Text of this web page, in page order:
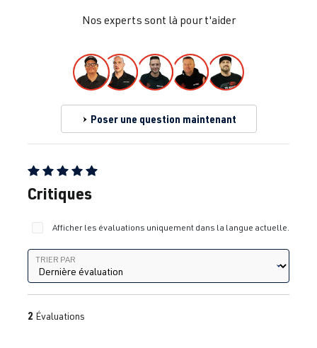
Nos experts sont là pour t'aider
Poser une question maintenant
Note moyenne de 5 sur 5 étoiles
Critiques
Afficher les évaluations uniquement dans la langue actuelle.
Trier par
TRIER PAR
2 Évaluations